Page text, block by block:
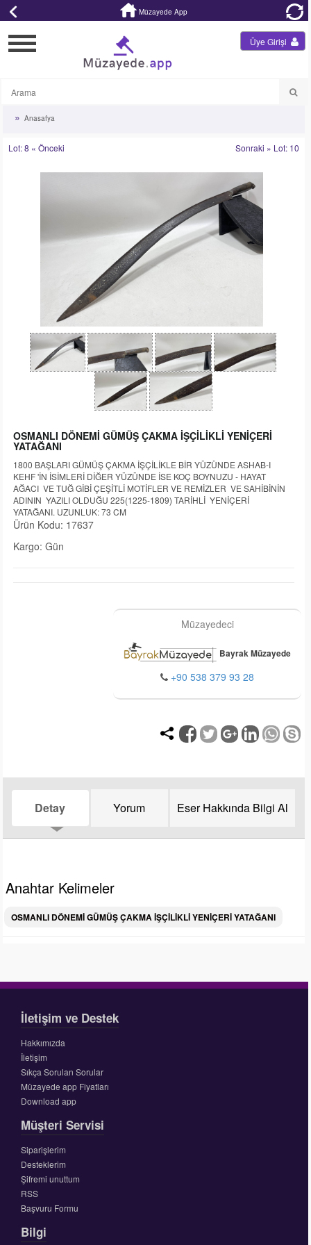
Müzayede App
Üye Girişi
Anasafya
Lot: 8 « Önceki Sonraki » Lot: 10
OSMANLI DÖNEMİ GÜMÜŞ ÇAKMA İŞÇİLİKLİ YENİÇERİ
YATAĞANI
1800 BAŞLARI GÜMÜŞ ÇAKMA İŞÇİLİKLE BİR YÜZÜNDE ASHAB-I
KEHF 'İN İSİMLERİ DİĞER YÜZÜNDE İSE KOÇ BOYNUZU - HAYAT
AĞACI VE TUĞ GİBİ ÇEŞİTLİ MOTİFLER VE REMİZLER VE SAHİBİNİN
ADININ YAZILI OLDUĞU 225(1225-1809) TARİHLİ YENİÇERİ
YATAĞANI. UZUNLUK: 73 CM
Ürün Kodu: 17637
Kargo: Gün
Müzayedeci
Bayrak Müzayede
+90 538 379 93 28
Detay Yorum Eser Hakkında Bilgi Al
Anahtar Kelimeler
OSMANLI DÖNEMİ GÜMÜŞ ÇAKMA İŞÇİLİKLİ YENİÇERİ YATAĞANI
İletişim ve Destek
Hakkımızda
İletişim
Sıkça Sorulan Sorular
Müzayede app Fiyatları
Download app
Müşteri Servisi
Siparişlerim
Desteklerim
Şifremi unuttum
RSS
Başvuru Formu
Bilgi